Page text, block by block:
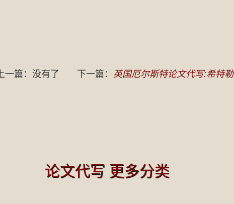
上一篇：没有了 下一篇： 英国厄尔斯特论文代写:希特勒
论文代写 更多分类